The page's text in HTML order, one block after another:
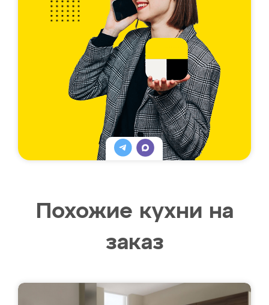
Похожие кухни на
заказ